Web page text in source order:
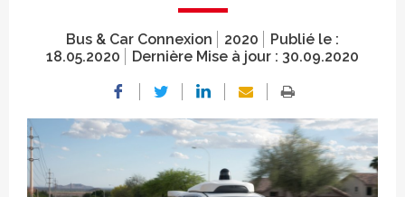
Bus & Car Connexion 2020
Publié le :
18.05.2020
Dernière Mise à jour : 30.09.2020